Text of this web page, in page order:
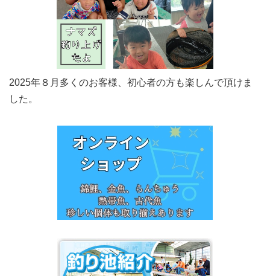
2025年８月多くのお客様、初心者の方も楽しんで頂けま
した。